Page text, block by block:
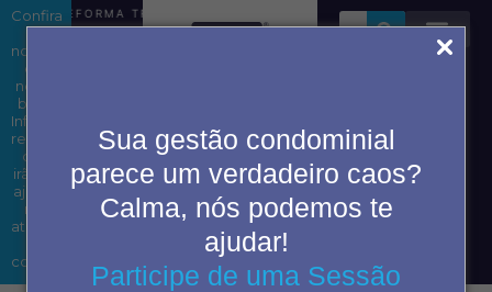
Sua gestão condominial
parece um verdadeiro caos?
Calma, nós podemos te
ajudar!
Participe de uma Sessão
Confira
as
novidades
em
nosso
blog.
Informações
relevantes
que
irão te
ajudar
nas
atividades
cotidiano.
REFORMA TRIBUTÁRIA EM CONDOMÍNIOS: ENTENDA OS
condômino
2ª Via
de
boleto